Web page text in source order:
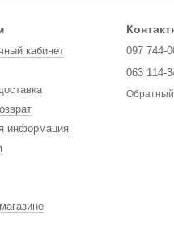
кабинет
информация
097 744-
063 114-
Обратный